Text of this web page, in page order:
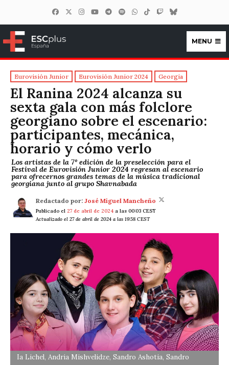
ESCplus España
MENU
Eurovisión Junior Eurovisión Junior 2024 Georgia
El Ranina 2024 alcanza su
sexta gala con más folclore
georgiano sobre el escenario:
participantes, mecánica,
horario y cómo verlo
Los artistas de la 7º edición de la preselección para el
Festival de Eurovisión Junior 2024 regresan al escenario
para ofrecernos grandes temas de la música tradicional
georgiana junto al grupo Shavnabada
Redactado por: José Miguel Mancheño
Publicado el 27 de abril de 2024 a las 00:03 CEST
Actualizado el 27 de abril de 2024 a las 19:58 CEST
Ia Lichel, Andria Mishvelidze, Sandro Ashotia, Sandro